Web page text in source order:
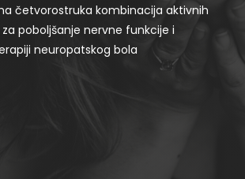
četvorostruka kombinacija aktivnih
poboljšanje nervne funkcije i
neuropatskog bola